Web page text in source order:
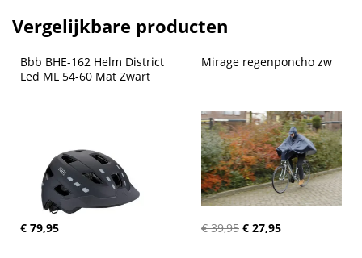
Vergelijkbare producten
Bbb BHE-162 Helm District
Led ML 54-60 Mat Zwart
€ 79,95
Mirage regenponcho zw
€ 39,95 € 27,95